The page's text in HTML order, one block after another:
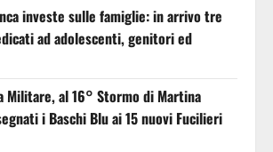
investe sulle famiglie: in arrivo tre
ad adolescenti, genitori ed
Militare, al 16° Stormo di Martina
i Baschi Blu ai 15 nuovi Fucilieri